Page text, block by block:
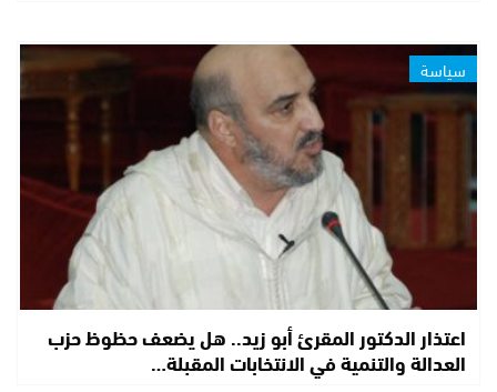
سياسة
اعتذار الدكتور المقرئ أبو زيد.. هل يضعف حظوظ حزب
العدالة والتنمية في الانتخابات المقبلة…